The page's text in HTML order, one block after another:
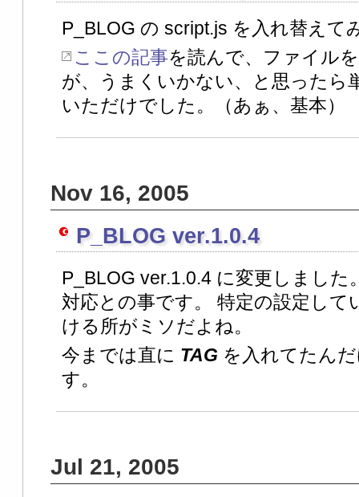
P_BLOG の script.js を入れ替えて
ここの記事を読んで、ファイル
が、うまくいかない、と思ったら
いただけでした。（あぁ、基本）
Nov 16, 2005
P_BLOG ver.1.0.4
P_BLOG ver.1.0.4 に変更しました
対応との事です。 特定の設定し
ける所がミソだよね。
今までは直に TAG を入れてたん
す。
Jul 21, 2005